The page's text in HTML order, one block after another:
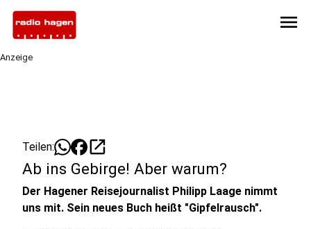
menu
Anzeige
Teilen: open_in_new
Ab ins Gebirge! Aber warum?
Der Hagener Reisejournalist Philipp Laage nimmt
uns mit. Sein neues Buch heißt "Gipfelrausch".